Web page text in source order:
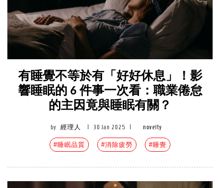
有睡覺不等於有「好好休息」！影
響睡眠的 6 件事一次看：職業倦怠
的主因竟與睡眠有關？
by 經理人 30 Jan 2025 novelty
#睡眠品質 #消除疲勞 #睡覺